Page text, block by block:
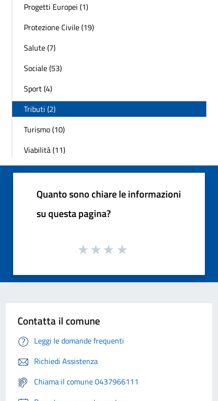
Progetti Europei (1)
Protezione Civile (19)
Salute (7)
Sociale (53)
Sport (4)
Tributi (2)
Turismo (10)
Viabilità (11)
Quanto sono chiare le informazioni
su questa pagina?
Contatta il comune
Leggi le domande frequenti
Richiedi Assistenza
Chiama il comune 0437966111